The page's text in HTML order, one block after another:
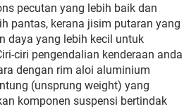
pecutan yang lebih baik dan
pantas, kerana jisim putaran yang
daya yang lebih kecil untuk
ciri pengendalian kenderaan anda
dengan rim aloi aluminium
(unsprung weight) yang
komponen suspensi bertindak